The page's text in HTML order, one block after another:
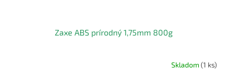
Zaxe ABS prírodný 1,75mm 800g
Skladom(1 ks)